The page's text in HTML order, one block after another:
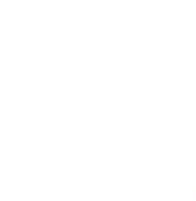
Size Özel
Binlerce farklı sistem ve binlerce
sizin sisteminizi inceler,
sağlayarak, sisteminizin hiç